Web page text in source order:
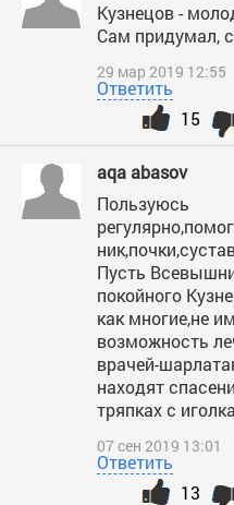
Кузнецов -
Сам придумал,
29 мар 2019 12:55
Ответить
15
aqa abasov
Пользуюсь
Пусть
покойного
как многие,не
возможность
врачей-
находят
тряпках с
07 сен 2019 13:01
Ответить
13